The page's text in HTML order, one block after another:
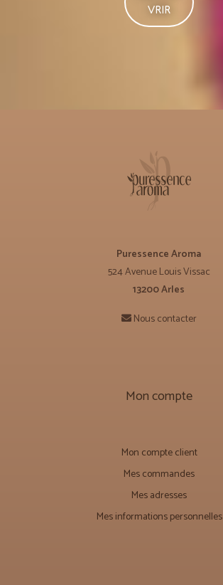
VRIR
Puressence Aroma
524 Avenue Louis Vissac
13200 Arles
Nous contacter
Mon compte
Mon compte client
Mes commandes
Mes adresses
Mes informations personnelles